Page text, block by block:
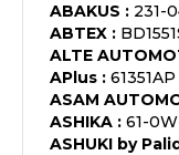
ABAKUS : 231-
ABTEX :
ALTE
APlus : 61351AP
ASAM
ASHIKA : 61-
ASHUKI by